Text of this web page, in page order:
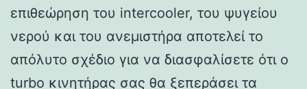
επιθεώρηση του intercooler, του ψυγείου
νερού και του ανεμιστήρα αποτελεί το
απόλυτο σχέδιο για να διασφαλίσετε ότι ο
turbo κινητήρας σας θα ξεπεράσει τα